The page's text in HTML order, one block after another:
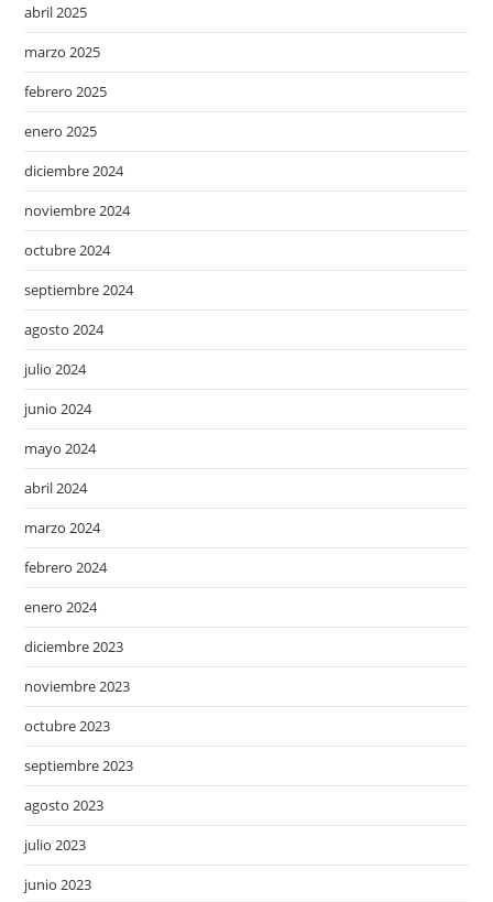
abril 2025
marzo 2025
febrero 2025
enero 2025
diciembre 2024
noviembre 2024
octubre 2024
septiembre 2024
agosto 2024
julio 2024
junio 2024
mayo 2024
abril 2024
marzo 2024
febrero 2024
enero 2024
diciembre 2023
noviembre 2023
octubre 2023
septiembre 2023
agosto 2023
julio 2023
junio 2023